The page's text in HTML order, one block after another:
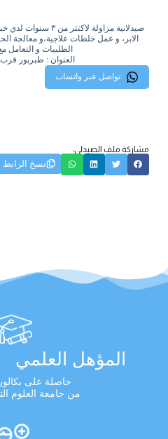
الابر، و عمل خلطات علاجية،و معالجة
الطلبيات و التعامل
العنوان : طبربور قرب
تواصل عبر واتساب
مشاركة ملف الصيدلي:
نسخ الرابط
المؤهل العلمي
حاصلة على
من جامعة العلوم